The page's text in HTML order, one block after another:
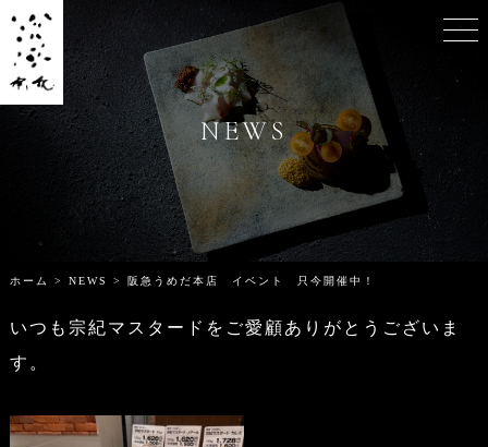
RECIPE
CART
MY PAGE
NEWS
ホーム > NEWS > 阪急うめだ本店 イベント 只今開催中！
いつも宗紀マスタードをご愛顧ありがとうございま
す。